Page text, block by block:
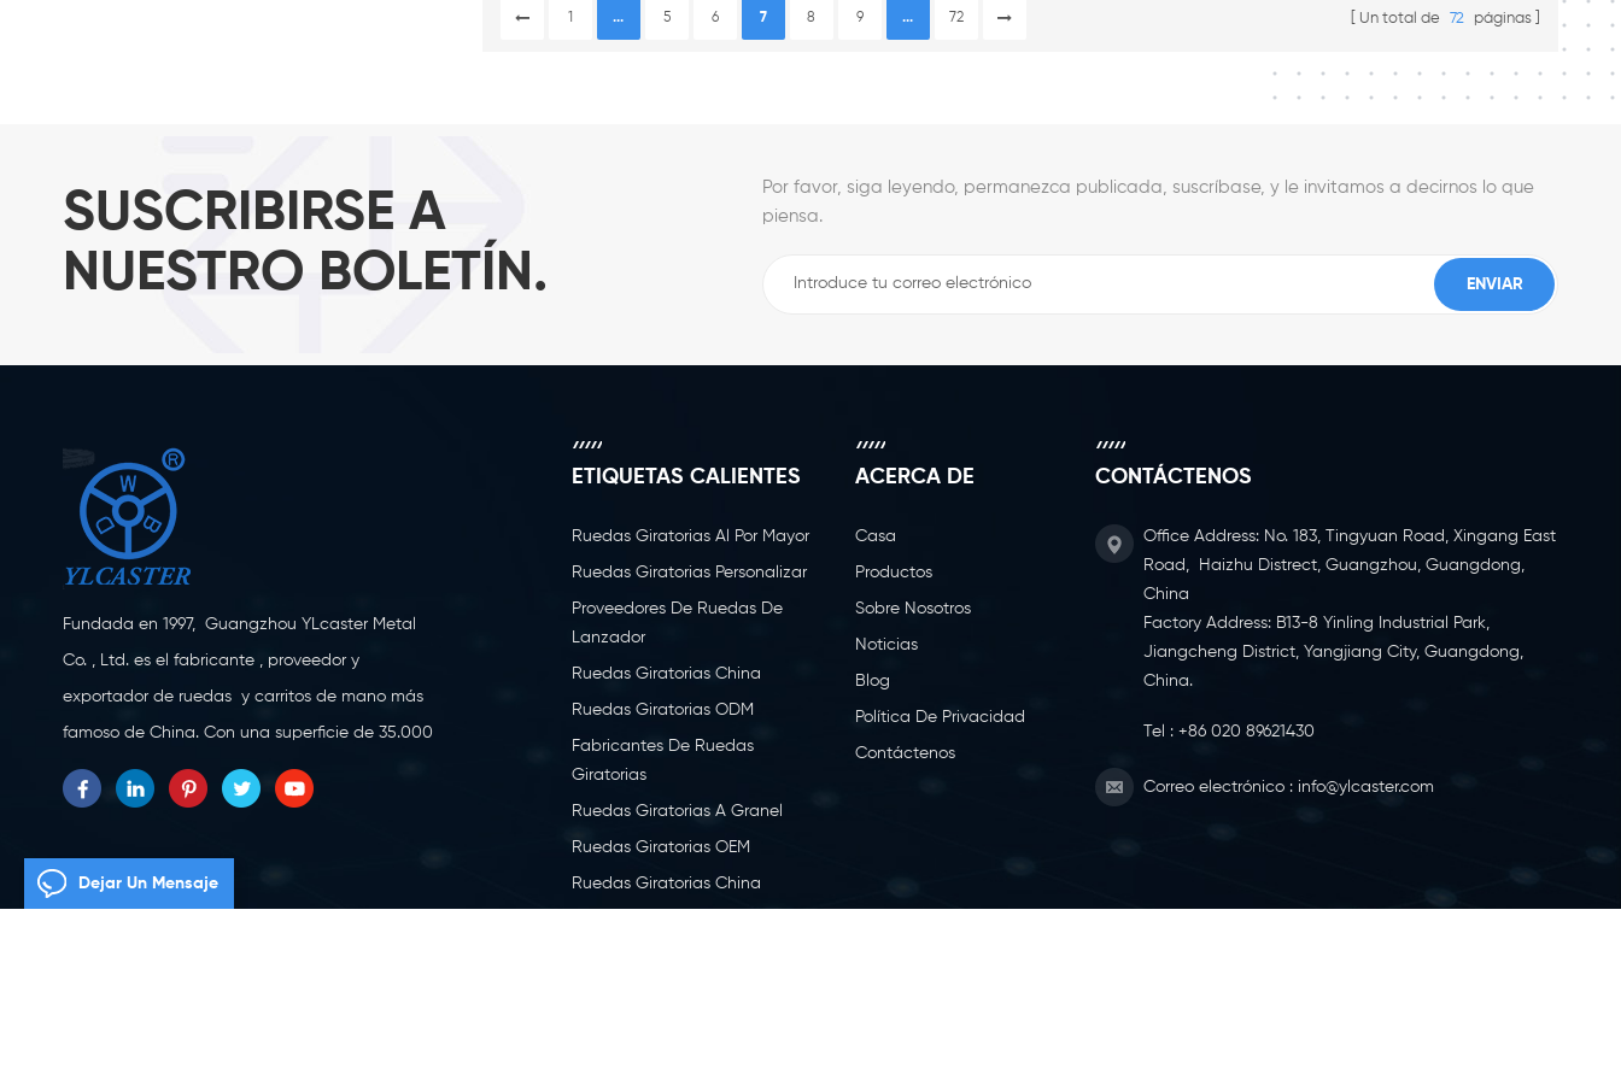
1 ... 5 6 7 8 9 ... 72 Un total de 72 páginas
SUSCRIBIRSE A
NUESTRO BOLETÍN.
Por favor, siga leyendo, permanezca publicada, suscríbase, y le invitamos a decirnos lo que
piensa.
Fundada en 1997, Guangzhou YLcaster Metal
Co. , Ltd. es el fabricante , proveedor y
exportador de ruedas y carritos de mano más
famoso de China. Con una superficie de 35.000
metros cuadrados, ubicada en la ciudad de
Yangjiang, provincia de Guangdong, con más
dedicados a la innovación, la creación y la
producción. Como fabricante profesional de
ETIQUETAS CALIENTES
Ruedas Giratorias Al Por Mayor
Ruedas Giratorias Personalizar
Proveedores De Ruedas De
Lanzador
Ruedas Giratorias China
Ruedas Giratorias ODM
Fabricantes De Ruedas
Giratorias
Ruedas Giratorias A Granel
Ruedas Giratorias OEM
Ruedas Giratorias China
ACERCA DE
Casa
Productos
Sobre Nosotros
Noticias
Blog
Política De Privacidad
Contáctenos
CONTÁCTENOS
Office Address: No. 183, Tingyuan Road, Xingang East
Road, Haizhu Distrect, Guangzhou, Guangdong,
China
Factory Address: B13-8 Yinling Industrial Park,
Jiangcheng District, Yangjiang City, Guangdong,
China.
Tel : +86 020 89621430
Correo electrónico : info@ylcaster.com
Dejar Un Mensaje